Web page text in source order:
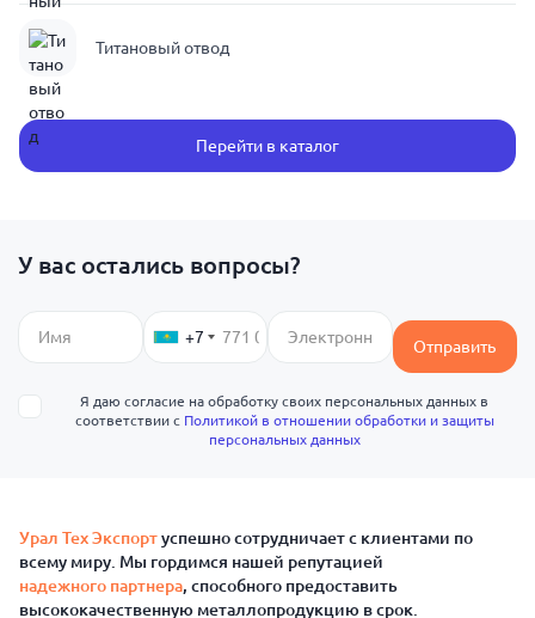
Титановый отвод
Перейти в каталог
У вас остались вопросы?
+7 Отправить
Я даю согласие на обработку своих персональных данных в
соответствии с Политикой в отношении обработки и защиты
персональных данных
Урал Тех Экспортуспешно сотрудничает с клиентами по
всему миру. Мы гордимся нашей репутацией
надежного партнера, способного предоставить
высококачественную металлопродукцию в срок.